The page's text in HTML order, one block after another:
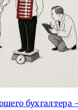
бухгалтера